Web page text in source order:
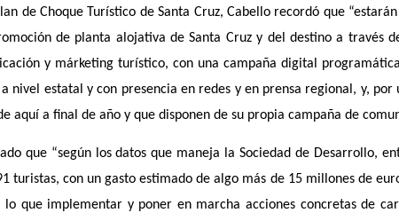
de Choque Turístico de Santa Cruz, Cabello recordó que
de planta alojativa de Santa Cruz y del destino a través
y márketing turístico, con una campaña digital
nivel estatal y con presencia en redes y en prensa regional, y, por
aquí a final de año y que disponen de su propia campaña de
que “según los datos que maneja la Sociedad de Desarrollo,
turistas, con un gasto estimado de algo más de 15 millones de
que implementar y poner en marcha acciones concretas de